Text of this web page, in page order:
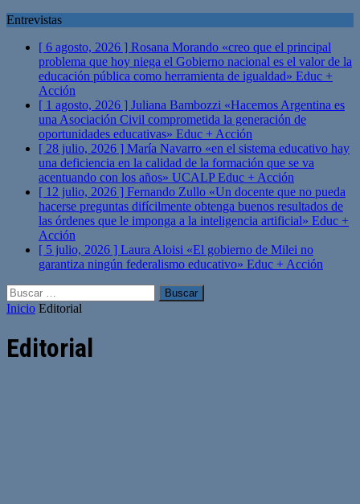
Entrevistas
[ 6 agosto, 2026 ] Rosana Morando «creo que el principal
problema que hoy niega el Gobierno nacional es el valor de la
educación pública como herramienta de igualdad» Educ +
Acción
[ 1 agosto, 2026 ] Juliana Bambozzi «Hacemos Argentina es
una Asociación Civil comprometida la generación de
oportunidades educativas» Educ + Acción
[ 28 julio, 2026 ] María Navarro «en el sistema educativo hay
una deficiencia en la calidad de la formación que se va
acentuando con los años» UCALPEduc + Acción
[ 12 julio, 2026 ] Fernando Zullo «Un docente que no pueda
hacerse preguntas difícilmente obtenga buenos resultados de
las órdenes que le imponga a la inteligencia artificial» Educ +
Acción
[ 5 julio, 2026 ] Laura Aloisi «El gobierno de Milei no
garantiza ningún federalismo educativo» Educ + Acción
Buscar:
Inicio Editorial
Editorial